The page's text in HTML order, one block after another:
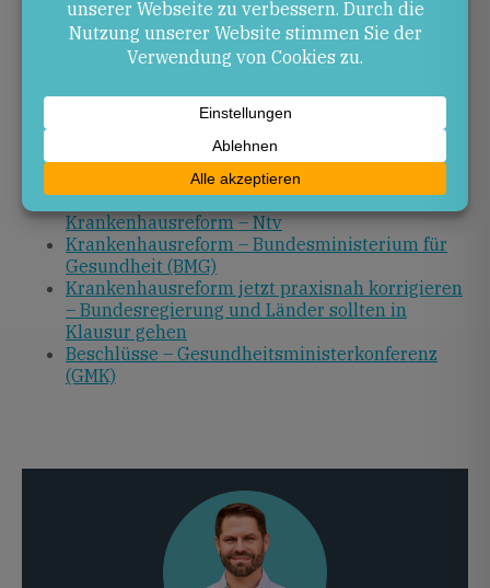
Krankenhausreform: Bund und Länder erzielen
Einigung – ZDFheute
Nach erbittertem Tauziehen: Weg für
Krankenhausreform ist frei – AOK
Bund und Länder ebnen Weg für
Krankenhausreform – Ntv
Krankenhausreform – Bundesministerium für
Gesundheit (BMG)
Krankenhausreform jetzt praxisnah korrigieren
– Bundesregierung und Länder sollten in
Klausur gehen
Beschlüsse – Gesundheitsministerkonferenz
(GMK)